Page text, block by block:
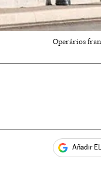
Operários
Añadir